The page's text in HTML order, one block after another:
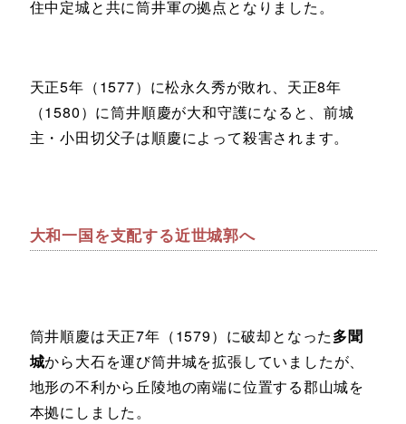
住中定城と共に筒井軍の拠点となりました。
天正5年（1577）に松永久秀が敗れ、天正8年
（1580）に筒井順慶が大和守護になると、前城
主・小田切父子は順慶によって殺害されます。
大和一国を支配する近世城郭へ
筒井順慶は天正7年（1579）に破却となった多聞
城から大石を運び筒井城を拡張していましたが、
地形の不利から丘陵地の南端に位置する郡山城を
本拠にしました。